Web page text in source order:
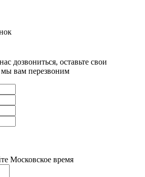
дозвониться, оставьте свои
вам перезвоним
Московское время